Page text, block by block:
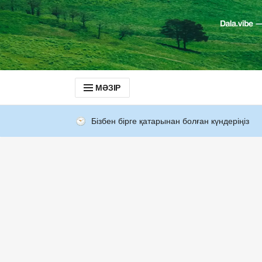
МӘЗІР
Бізбен бірге қатарынан болған күндеріңіз